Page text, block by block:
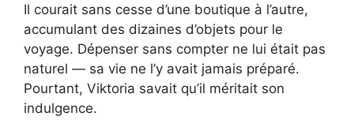
Il courait sans cesse d’une boutique à l’autre,
accumulant des dizaines d’objets pour le
voyage. Dépenser sans compter ne lui était pas
naturel — sa vie ne l’y avait jamais préparé.
Pourtant, Viktoria savait qu’il méritait son
indulgence.